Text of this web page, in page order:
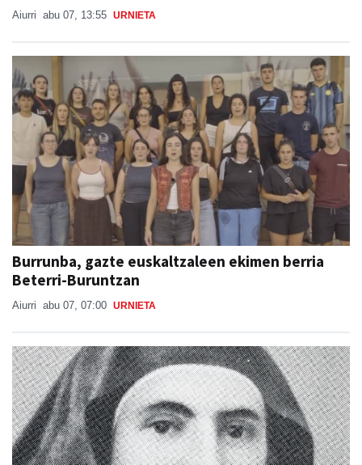
Aiurri abu 07, 13:55 URNIETA
Burrunba, gazte euskaltzaleen ekimen berria
Beterri-Buruntzan
Aiurri abu 07, 07:00 URNIETA